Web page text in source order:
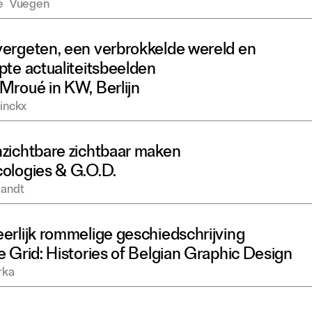
Vuegen
een verbrokkelde wereld en
actualiteitsbeelden
in KW, Berlijn
zichtbaar maken
& G.O.D.
rommelige geschiedschrijving
Grid: Histories of Belgian Graphic Design